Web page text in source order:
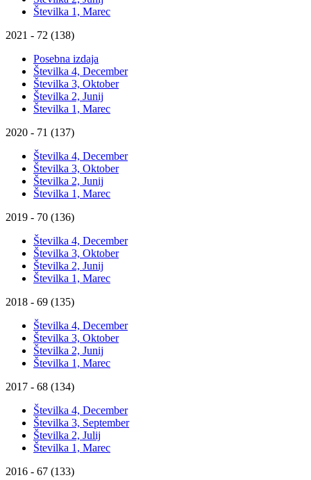
Številka 1, Marec
2021 - 72 (138)
Posebna izdaja
Številka 4, December
Številka 3, Oktober
Številka 2, Junij
Številka 1, Marec
2020 - 71 (137)
Številka 4, December
Številka 3, Oktober
Številka 2, Junij
Številka 1, Marec
2019 - 70 (136)
Številka 4, December
Številka 3, Oktober
Številka 2, Junij
Številka 1, Marec
2018 - 69 (135)
Številka 4, December
Številka 3, Oktober
Številka 2, Junij
Številka 1, Marec
2017 - 68 (134)
Številka 4, December
Številka 3, September
Številka 2, Julij
Številka 1, Marec
2016 - 67 (133)